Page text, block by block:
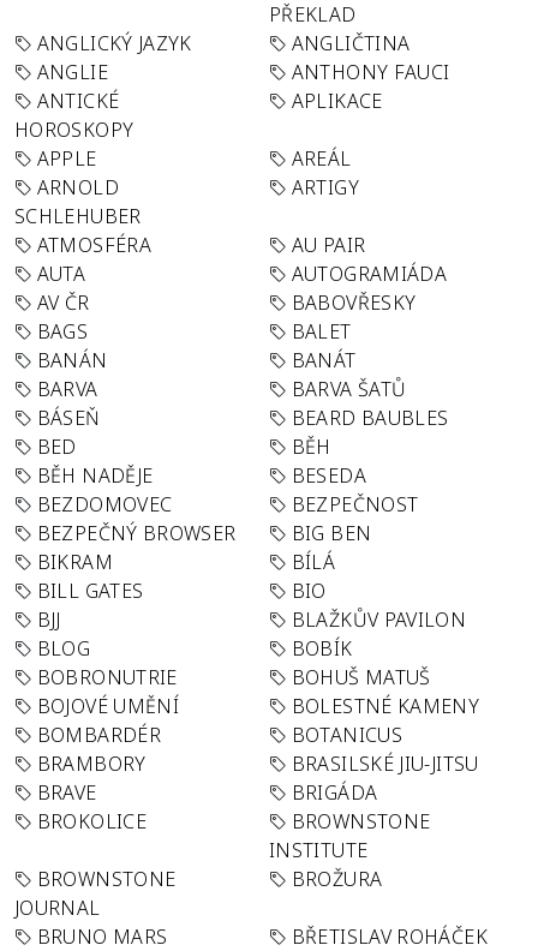
PŘEKLAD
ANGLICKÝ JAZYK
ANGLIČTINA
ANGLIE
ANTHONY FAUCI
ANTICKÉ
HOROSKOPY
APLIKACE
APPLE
AREÁL
ARNOLD
SCHLEHUBER
ARTIGY
ATMOSFÉRA
AU PAIR
AUTA
AUTOGRAMIÁDA
AV ČR
BABOVŘESKY
BAGS
BALET
BANÁN
BANÁT
BARVA
BARVA ŠATŮ
BÁSEŇ
BEARD BAUBLES
BED
BĚH
BĚH NADĚJE
BESEDA
BEZDOMOVEC
BEZPEČNOST
BEZPEČNÝ BROWSER
BIG BEN
BIKRAM
BÍLÁ
BILL GATES
BIO
BJJ
BLAŽKŮV PAVILON
BLOG
BOBÍK
BOBRONUTRIE
BOHUŠ MATUŠ
BOJOVÉ UMĚNÍ
BOLESTNÉ KAMENY
BOMBARDÉR
BOTANICUS
BRAMBORY
BRASILSKÉ JIU-JITSU
BRAVE
BRIGÁDA
BROKOLICE
BROWNSTONE
INSTITUTE
BROWNSTONE
JOURNAL
BROŽURA
BRUNO MARS
BŘETISLAV ROHÁČEK